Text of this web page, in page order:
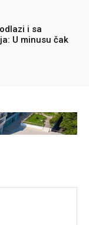
i sa
U minusu čak